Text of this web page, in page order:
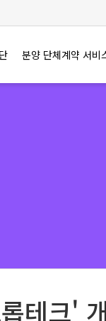
분양 단체계약 서비
테크'